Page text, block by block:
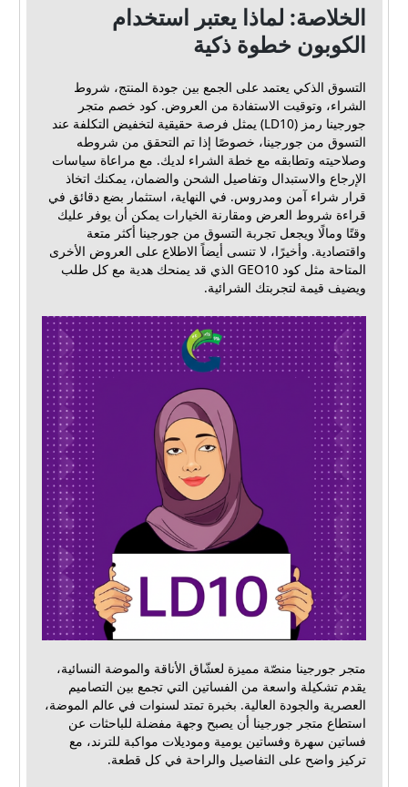
الخلاصة: لماذا يعتبر استخدام
الكوبون خطوة ذكية
التسوق الذكي يعتمد على الجمع بين جودة المنتج، شروط
الشراء، وتوقيت الاستفادة من العروض. كود خصم متجر
جورجينا رمز (LD10) يمثل فرصة حقيقية لتخفيض التكلفة عند
التسوق من جورجينا، خصوصًا إذا تم التحقق من شروطه
وصلاحيته وتطابقه مع خطة الشراء لديك. مع مراعاة سياسات
الإرجاع والاستبدال وتفاصيل الشحن والضمان، يمكنك اتخاذ
قرار شراء آمن ومدروس. في النهاية، استثمار بضع دقائق في
قراءة شروط العرض ومقارنة الخيارات يمكن أن يوفر عليك
وقتًا ومالًا ويجعل تجربة التسوق من جورجينا أكثر متعة
واقتصادية. وأخيرًا، لا تنسى أيضاً الاطلاع على العروض الأخرى
المتاحة مثل كود GEO10 الذي قد يمنحك هدية مع كل طلب
ويضيف قيمة لتجربتك الشرائية.
متجر جورجينا منصّة مميزة لعشّاق الأناقة والموضة النسائية،
يقدم تشكيلة واسعة من الفساتين التي تجمع بين التصاميم
العصرية والجودة العالية. بخبرة تمتد لسنوات في عالم الموضة،
استطاع متجر جورجينا أن يصبح وجهة مفضلة للباحثات عن
فساتين سهرة وفساتين يومية وموديلات مواكبة للترند، مع
تركيز واضح على التفاصيل والراحة في كل قطعة.